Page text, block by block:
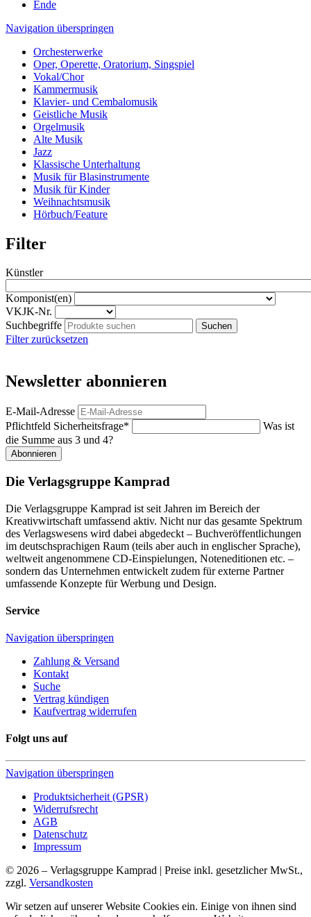
Ende
Navigation überspringen
Orchesterwerke
Oper, Operette, Oratorium, Singspiel
Vokal/Chor
Kammermusik
Klavier- und Cembalomusik
Geistliche Musik
Orgelmusik
Alte Musik
Jazz
Klassische Unterhaltung
Musik für Blasinstrumente
Musik für Kinder
Weihnachtsmusik
Hörbuch/Feature
Filter
Künstler
Komponist(en)
VKJK-Nr.
Suchbegriffe
Filter zurücksetzen
Newsletter abonnieren
E-Mail-Adresse
Pflichtfeld Sicherheitsfrage*
Was ist
die Summe aus 3 und 4?
Abonnieren
Die Verlagsgruppe Kamprad
Die Verlagsgruppe Kamprad ist seit Jahren im Bereich der
Kreativwirtschaft umfassend aktiv. Nicht nur das gesamte Spektrum
des Verlagswesens wird dabei abgedeckt – Buchveröffentlichungen
im deutschsprachigen Raum (teils aber auch in englischer Sprache),
weltweit angenommene CD-Einspielungen, Noteneditionen etc. –
sondern das Unternehmen entwickelt zudem für externe Partner
umfassende Konzepte für Werbung und Design.
Service
Navigation überspringen
Zahlung & Versand
Kontakt
Suche
Vertrag kündigen
Kaufvertrag widerrufen
Folgt uns auf
Navigation überspringen
Produktsicherheit (GPSR)
Widerrufsrecht
AGB
Datenschutz
Impressum
© 2026 – Verlagsgruppe Kamprad | Preise inkl. gesetzlicher MwSt.,
zzgl. Versandkosten
Wir setzen auf unserer Website Cookies ein. Einige von ihnen sind